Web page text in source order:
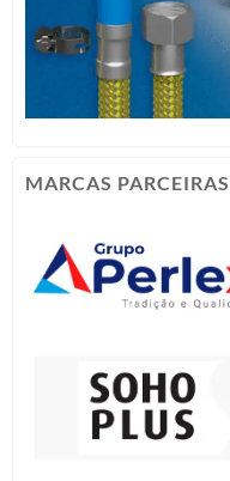
MARCAS PARCEIRAS